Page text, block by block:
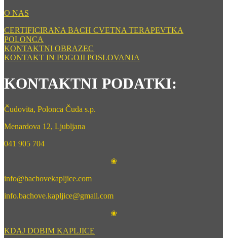
O NAS
CERTIFICIRANA BACH CVETNA TERAPEVTKA
POLONCA
KONTAKTNI OBRAZEC
KONTAKT IN POGOJI POSLOVANJA
KONTAKTNI PODATKI:
Čudovita, Polonca Čuda s.p.
Menardova 12, Ljubljana
041 905 704
❀
info@bachovekapljice.com
info.bachove.kapljice@gmail.com
❀
KDAJ DOBIM KAPLJICE